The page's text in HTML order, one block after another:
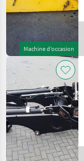
Machine d’occasion